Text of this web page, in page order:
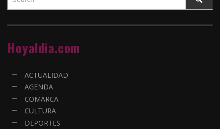
Hoyaldia.com
ACTUALIDAD
AGENDA
COMARCA
CULTURA
DEPORTES